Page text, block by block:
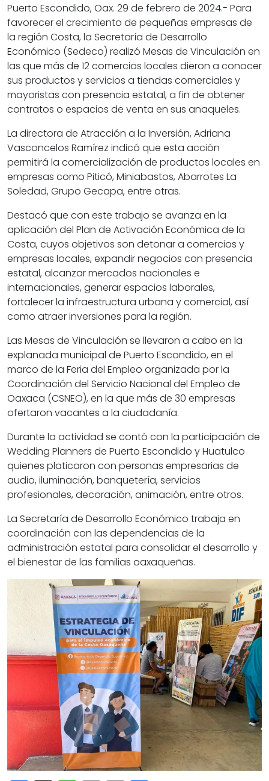
Puerto Escondido, Oax. 29 de febrero de 2024.- Para
favorecer el crecimiento de pequeñas empresas de
la región Costa, la Secretaría de Desarrollo
Económico (Sedeco) realizó Mesas de Vinculación en
las que más de 12 comercios locales dieron a conocer
sus productos y servicios a tiendas comerciales y
mayoristas con presencia estatal, a fin de obtener
contratos o espacios de venta en sus anaqueles.
La directora de Atracción a la Inversión, Adriana
Vasconcelos Ramírez indicó que esta acción
permitirá la comercialización de productos locales en
empresas como Piticó, Miniabastos, Abarrotes La
Soledad, Grupo Gecapa, entre otras.
Destacó que con este trabajo se avanza en la
aplicación del Plan de Activación Económica de la
Costa, cuyos objetivos son detonar a comercios y
empresas locales, expandir negocios con presencia
estatal, alcanzar mercados nacionales e
internacionales, generar espacios laborales,
fortalecer la infraestructura urbana y comercial, así
como atraer inversiones para la región.
Las Mesas de Vinculación se llevaron a cabo en la
explanada municipal de Puerto Escondido, en el
marco de la Feria del Empleo organizada por la
Coordinación del Servicio Nacional del Empleo de
Oaxaca (CSNEO), en la que más de 30 empresas
ofertaron vacantes a la ciudadanía.
Durante la actividad se contó con la participación de
Wedding Planners de Puerto Escondido y Huatulco
quienes platicaron con personas empresarias de
audio, iluminación, banquetería, servicios
profesionales, decoración, animación, entre otros.
La Secretaría de Desarrollo Económico trabaja en
coordinación con las dependencias de la
administración estatal para consolidar el desarrollo y
el bienestar de las familias oaxaqueñas.